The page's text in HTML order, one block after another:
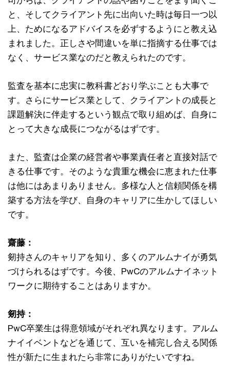
と、そしてクライアント先に出向いた時は毎日一つ以
上、ためになるアドバイスを必ずするようにと教え込
まれました。正しさや間違いを単に指摘する仕事では
なく、サービス業なのだと教えられたのです。
監査を基本に忠実に教科書どおり学ぶことも大事で
す。さらにサービス業として、クライアントの成長と
課題解決に伴走するという観点で取り組めば、自身に
とって大きな成長につながるはずです。
また、監査は企業の経営者や事業責任者と直接対話で
きる仕事です。そのような貴重な機会に恵まれた仕事
は他にはあまりありません。多様な人と信頼関係を構
築する方法を学び、自身のキャリアに生かしてほしい
です。
齋藤：
剱持さんのキャリアを知り、多くのアルムナイが勇気
づけられるはずです。今後、PwCのアルムナイネット
ワークに期待することはありますか。
剱持：
PwC卒業生は得意領域がそれぞれ異なります。アルム
ナイイベントなどを通じて、互いを補完し合える関係
性が新たに生まれたら非常にありがたいですね。